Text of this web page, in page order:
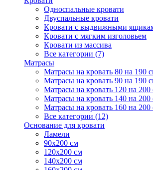
Односпальные кровати
Двуспальные кровати
Кровати с выдвижными
Кровати с мягким изголовьем
Кровати из массива
Все категории (7)
Матрасы
Матрасы на кровать 80 на 190
Матрасы на кровать 90 на 190
Матрасы на кровать 120 на 200
Матрасы на кровать 140 на 200
Матрасы на кровать 160 на 200
Все категории (12)
Основание для кровати
Ламели
90х200 см
120х200 см
140х200 см